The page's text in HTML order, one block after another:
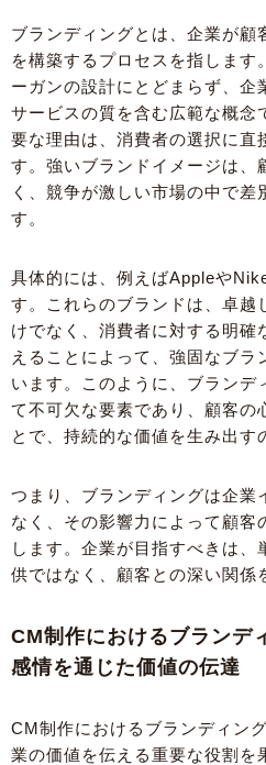
ブランディングとは、企業が顧
を構築するプロセスを指します
ーガンの設計にとどまらず、企
サービスの質を含む広範な概念
要な理由は、消費者の選択に直
す。強いブランドイメージは、
く、競争が激しい市場の中で差
す。
具体的には、例えばAppleや
す。これらのブランドは、卓越
けでなく、消費者に対する明確
えることによって、強固なブラ
います。このように、ブランデ
て不可欠な要素であり、顧客の
とで、持続的な価値を生み出す
つまり、ブランディングは企業
なく、その影響力によって顧客
します。企業が目指すべきは、
供ではなく、顧客との深い関係
CM制作におけるブランデ
感情を通じた価値の伝達
CM制作におけるブランディン
業の価値を伝える重要な役割を